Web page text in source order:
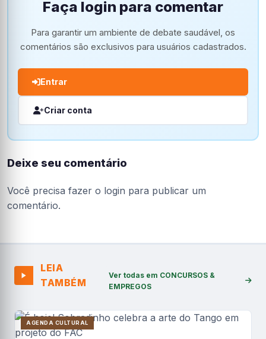
Faça login para comentar
Para garantir um ambiente de debate saudável, os
comentários são exclusivos para usuários cadastrados.
Entrar
Criar conta
Deixe seu comentário
Você precisa fazer o login para publicar um
comentário.
LEIA
TAMBÉM
Ver todas em CONCURSOS &
EMPREGOS
AGENDA CULTURAL